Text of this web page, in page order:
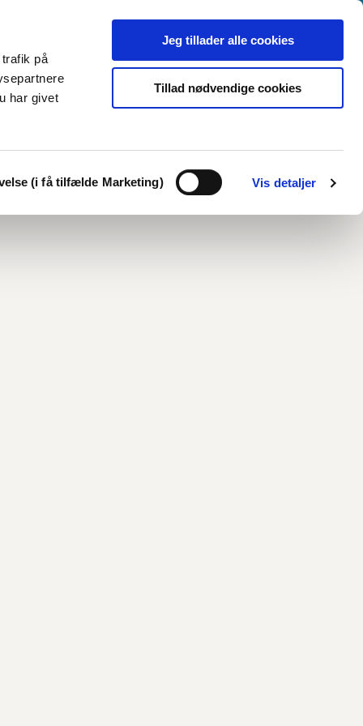
på
har givet
(i få tilfælde Marketing) Vis detaljer
Jeg tillader alle cookies
Tillad nødvendige cookies